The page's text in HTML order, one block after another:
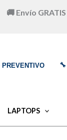
🚚 Envío
LAPTOPS